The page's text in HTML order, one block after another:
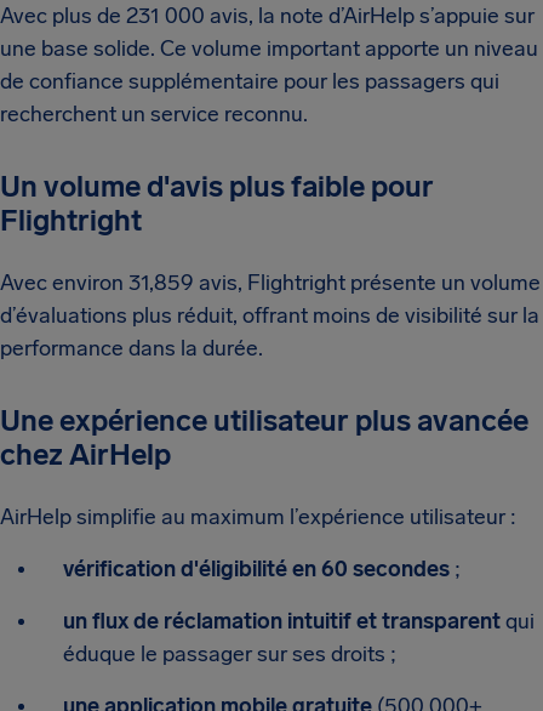
Avec plus de 231 000 avis, la note d’AirHelp s’appuie sur
une base solide. Ce volume important apporte un niveau
de confiance supplémentaire pour les passagers qui
recherchent un service reconnu.
Un volume d'avis plus faible pour
Flightright
Avec environ 31,859 avis, Flightright présente un volume
d’évaluations plus réduit, offrant moins de visibilité sur la
performance dans la durée.
Une expérience utilisateur plus avancée
chez AirHelp
AirHelp simplifie au maximum l’expérience utilisateur :
vérification d'éligibilité en 60 secondes ;
un flux de réclamation intuitif et transparentqui
éduque le passager sur ses droits ;